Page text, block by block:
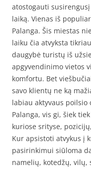
atostogauti
laiką. Vienas iš
Palanga. Šis miestas
laiku čia atvyksta
daugybė turistų iš
apgyvendinimo vietos
komfortu. Bet
savo klientų ne ką
labiau aktyvaus poilsio
Palanga, vis gi, šiek
kuriose srityse,
Kur apsistoti atvykus į
pasirinkimui siūloma
namelių, kotedžų, vilų,